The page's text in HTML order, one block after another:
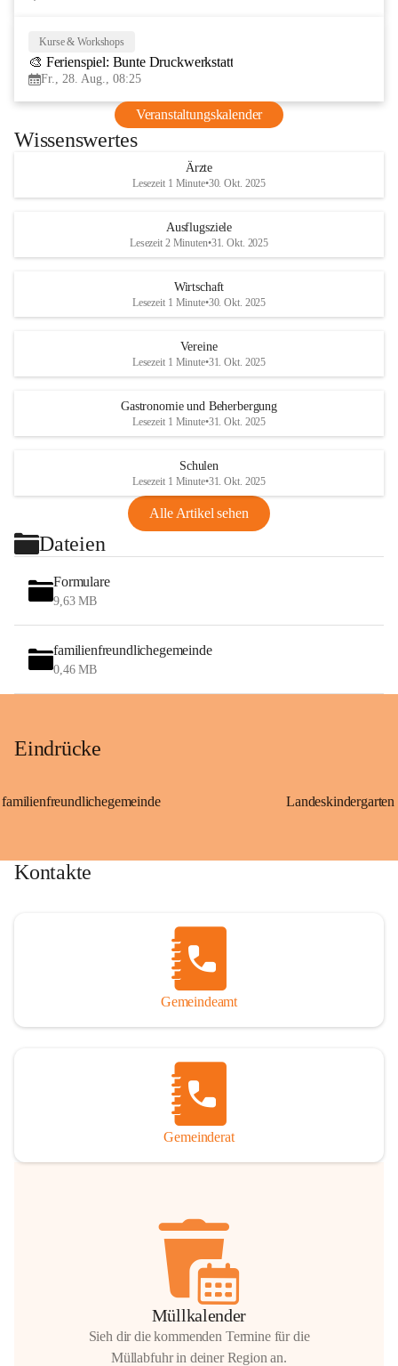
Kurse & Workshops
🎨 Ferienspiel: Bunte Druckwerkstatt
Fr., 28. Aug., 08:25
Veranstaltungskalender
Wissenswertes
Ärzte
Lesezeit 1 Minute•30. Okt. 2025
Ausflugsziele
Lesezeit 2 Minuten•31. Okt. 2025
Wirtschaft
Lesezeit 1 Minute•30. Okt. 2025
Vereine
Lesezeit 1 Minute•31. Okt. 2025
Gastronomie und Beherbergung
Lesezeit 1 Minute•31. Okt. 2025
Schulen
Lesezeit 1 Minute•31. Okt. 2025
Alle Artikel sehen
Dateien
Formulare
9,63 MB
familienfreundlichegemeinde
0,46 MB
Eindrücke
familienfreundlichegemeinde
Kontakte
Gemeindeamt
Gemeinderat
Müllkalender
Sieh dir die kommenden Termine für die
Müllabfuhr in deiner Region an.